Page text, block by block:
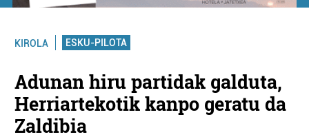
KIROLA ESKU-PILOTA
Adunan hiru partidak galduta,
Herriartekotik kanpo geratu da
Zaldibia